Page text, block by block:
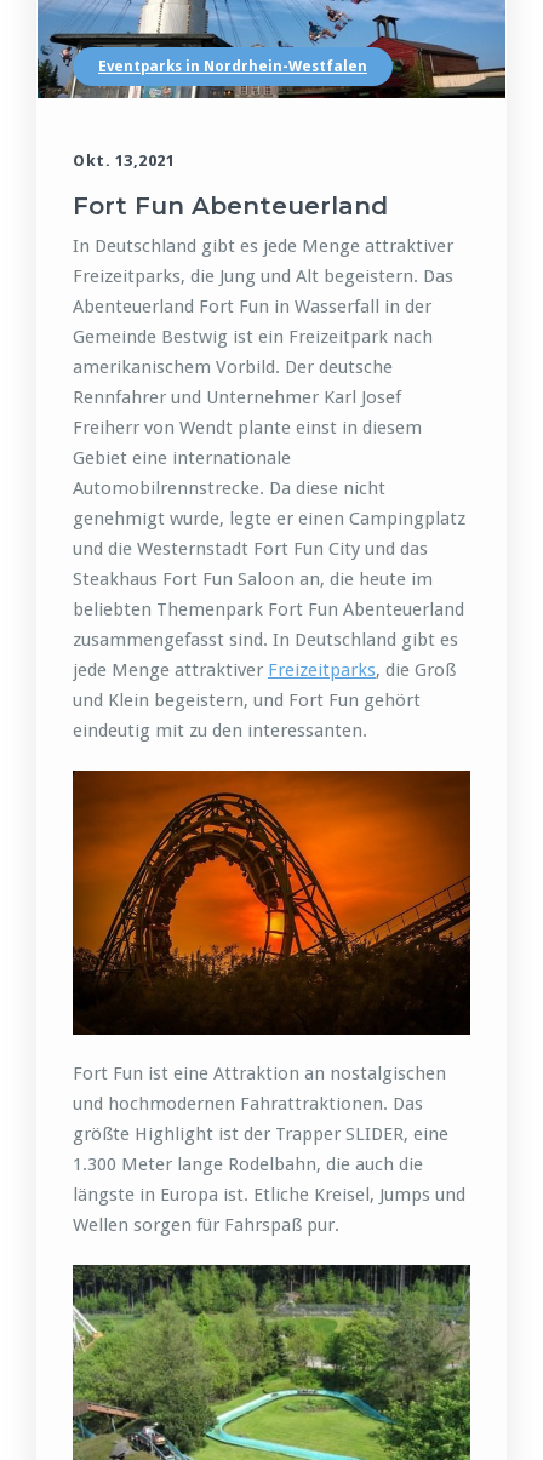
Eventparks in Nordrhein-Westfalen
Okt. 13,2021
Fort Fun Abenteuerland
In Deutschland gibt es jede Menge attraktiver
Freizeitparks, die Jung und Alt begeistern. Das
Abenteuerland Fort Fun in Wasserfall in der
Gemeinde Bestwig ist ein Freizeitpark nach
amerikanischem Vorbild. Der deutsche
Rennfahrer und Unternehmer Karl Josef
Freiherr von Wendt plante einst in diesem
Gebiet eine internationale
Automobilrennstrecke. Da diese nicht
genehmigt wurde, legte er einen Campingplatz
und die Westernstadt Fort Fun City und das
Steakhaus Fort Fun Saloon an, die heute im
beliebten Themenpark Fort Fun Abenteuerland
zusammengefasst sind. In Deutschland gibt es
jede Menge attraktiver Freizeitparks, die Groß
und Klein begeistern, und Fort Fun gehört
eindeutig mit zu den interessanten.
Fort Fun ist eine Attraktion an nostalgischen
und hochmodernen Fahrattraktionen. Das
größte Highlight ist der Trapper SLIDER, eine
1.300 Meter lange Rodelbahn, die auch die
längste in Europa ist. Etliche Kreisel, Jumps und
Wellen sorgen für Fahrspaß pur.